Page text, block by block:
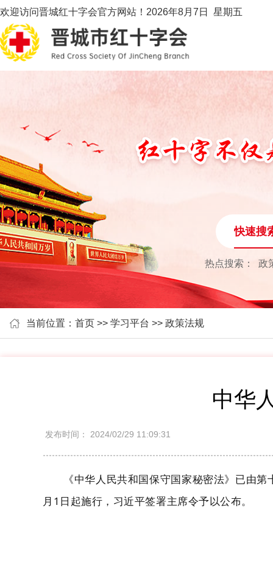
欢迎访问晋城红十字会官方网站！ 2026年8月7日 星期五
快速搜
热点搜索： 政
当前位置：首页 >> 学习平台 >> 政策法规
中华
发布时间： 2024/02/29 11:09:31
《中华人民共和国保守国家秘密法》 已由第
月1日起施行，习近平签署主席令予以公布。